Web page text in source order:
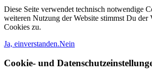
Diese Seite verwendet technisch notwendige
weiteren Nutzung der Website stimmst Du der
Cookies zu.
Ja, einverstanden.Nein
Cookie- und